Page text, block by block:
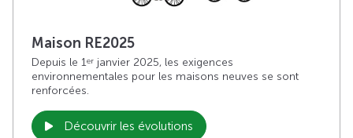
Maison RE2025
Depuis le 1er janvier 2025, les exigences
environnementales pour les maisons neuves se sont
renforcées.
Découvrir les évolutions